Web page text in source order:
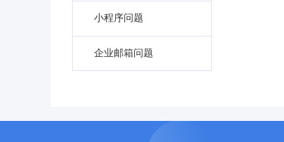
小程序问题
企业邮箱问题